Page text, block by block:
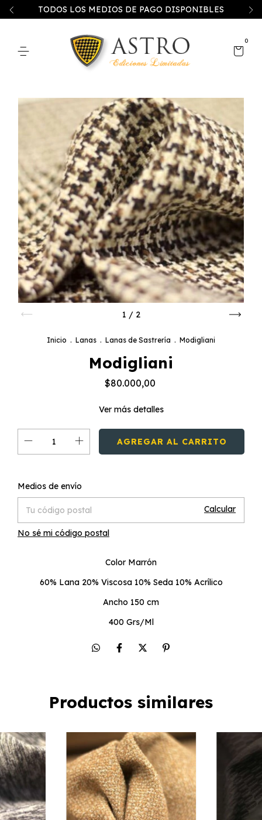
TODOS LOS MEDIOS DE PAGO DISPONIBLES
0
1 / 2
Inicio . Lanas . Lanas de Sastrería . Modigliani
Modigliani
$80.000,00
Ver más detalles
Entregas para el CP:
Medios de envío
Calcular
No sé mi código postal
Color Marrón
60% Lana 20% Viscosa 10% Seda 10% Acrílico
Ancho 150 cm
400 Grs/Ml
Productos similares